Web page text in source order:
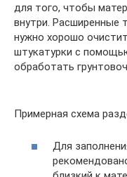
для того, чтобы
внутри. Расширенные
нужно хорошо
штукатурки с
обработать
Примерная схема
Для